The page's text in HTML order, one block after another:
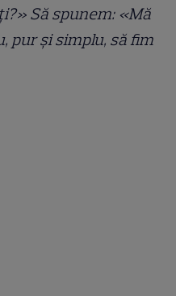
Să spunem: «Mă
pur și simplu, să fim